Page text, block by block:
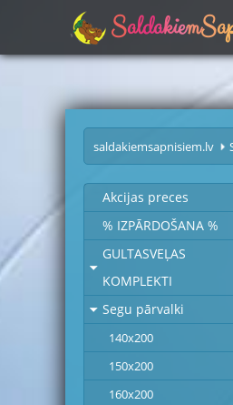
SaldakiemSa
saldakiemsapnisiem.lv
Akcijas preces
% IZPĀRDOŠANA %
GULTASVEĻAS
KOMPLEKTI
Segu pārvalki
140x200
150x200
160x200